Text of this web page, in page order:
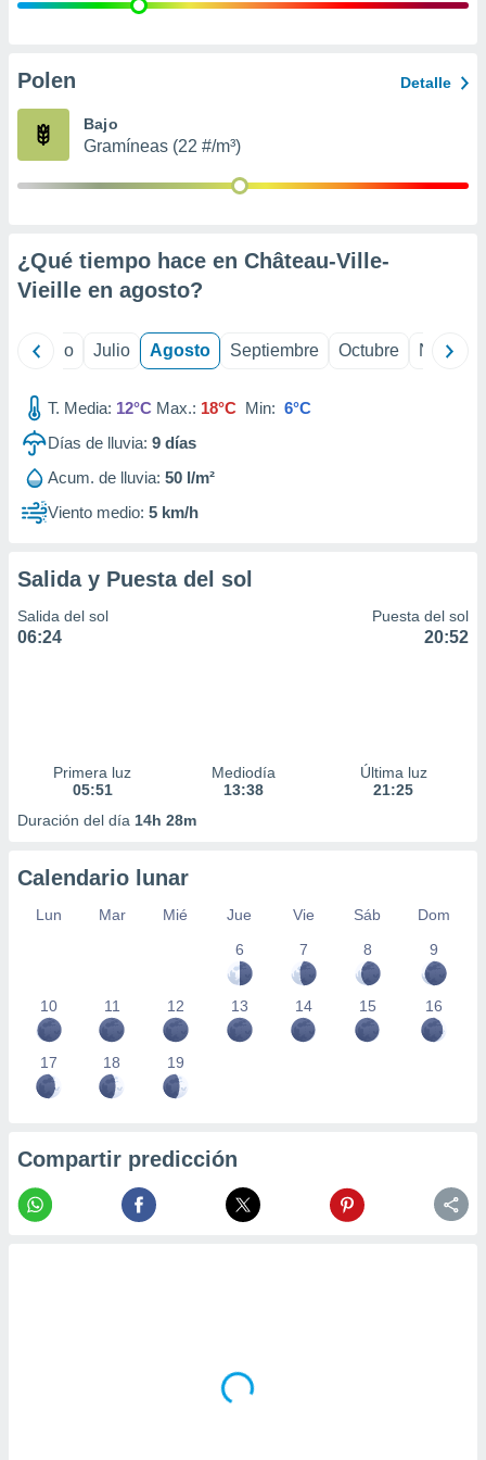
e
publicidad
Polen Detalle
Bajo
Gramíneas (22 #/m³)
¿Qué tiempo hace en Château-Ville-
Vieille en agosto?
Junio Julio Agosto Septiembre Octubre
T. Media: 12°C Max.: 18°C Min: 6°C
Días de lluvia: 9 días
Acum. de lluvia: 50 l/m²
Viento medio: 5 km/h
Salida y Puesta del sol
Salida del sol
06:24
Puesta del sol
20:52
Primera luz
05:51
Mediodía
13:38
Última luz
21:25
Duración del día 14h 28m
Calendario lunar
Lun Mar Mié Jue Vie Sáb
Dom
6
7 8 9
10 11 12 13 14 15 16
17 18 19
Compartir predicción